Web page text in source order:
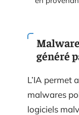
généré
L’IA permet
malwares
logiciels